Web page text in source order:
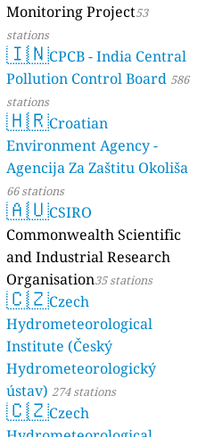
Monitoring Project53
stations
🇮🇳CPCB - India Central
Pollution Control Board 586
stations
🇭🇷Croatian
Environment Agency -
Agencija Za Zaštitu Okoliša
66 stations
🇦🇺CSIRO
Commonwealth Scientific
and Industrial Research
Organisation35 stations
🇨🇿Czech
Hydrometeorological
Institute (Český
Hydrometeorologický
ústav) 274 stations
🇨🇿Czech